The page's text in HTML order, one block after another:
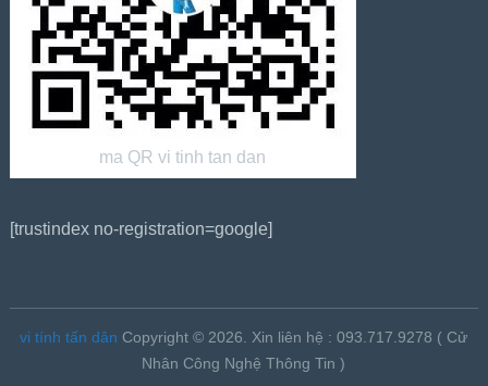
ma QR vi tinh tan dan
[trustindex no-registration=google]
vi tính tấn dân Copyright © 2026.
Xin liên hệ : 093.717.9278 ( Cử
Nhân Công Nghệ Thông Tin )